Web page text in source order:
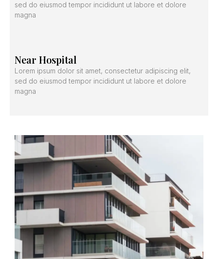
sed do eiusmod tempor incididunt ut labore et dolore
magna
Near Hospital
Lorem ipsum dolor sit amet, consectetur adipiscing elit,
sed do eiusmod tempor incididunt ut labore et dolore
magna